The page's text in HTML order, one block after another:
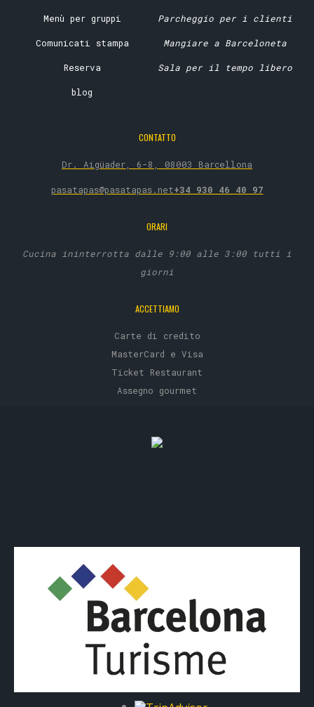
Menù per gruppi
Comunicati stampa
Reserva
blog
Parcheggio per i clienti
Mangiare a Barceloneta
Sala per il tempo libero
CONTATTO
Dr. Aigüader, 6-8, 08003 Barcellona
pasatapas@pasatapas.net+34 930 46 40 97
ORARI
Cucina ininterrotta dalle 9:00 alle 3:00 tutti i
giorni
ACCETTIAMO
Carte di credito
MasterCard e Visa
Ticket Restaurant
Assegno gourmet